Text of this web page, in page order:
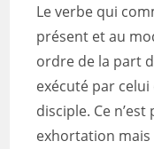
Le verbe qui
présent et au
ordre de la part
exécuté par
disciple. Ce
exhortation